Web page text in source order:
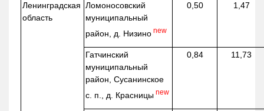
Ленинградская
область
Ломоносовский
муниципальный
район, д. Низино new
0,50 1,47
Гатчинский
муниципальный
район, Сусанинское
с. п., д. Красницы new
0,84 11,73